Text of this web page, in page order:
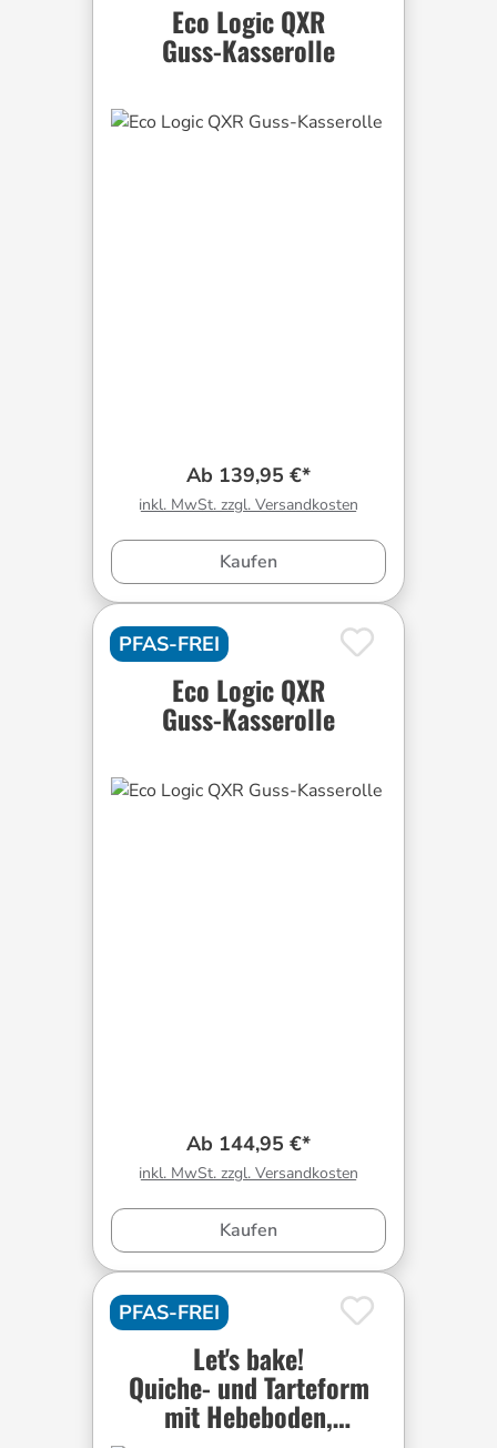
Eco Logic QXR
Guss-Kasserolle
Ab 139,95 €*
inkl. MwSt. zzgl. Versandkosten
Kaufen
PFAS-FREI
Eco Logic QXR
Guss-Kasserolle
Ab 144,95 €*
inkl. MwSt. zzgl. Versandkosten
Kaufen
PFAS-FREI
Let's bake!
Quiche- und Tarteform
mit Hebeboden,